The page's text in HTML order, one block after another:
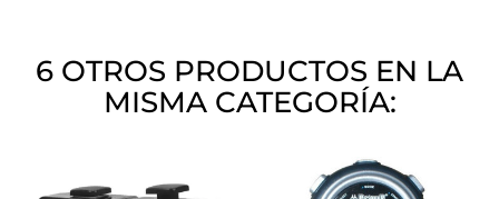
6 OTROS PRODUCTOS EN LA
MISMA CATEGORÍA: